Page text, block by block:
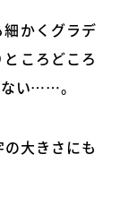
かくグラデ
ころどころ
い……。
大きさにも